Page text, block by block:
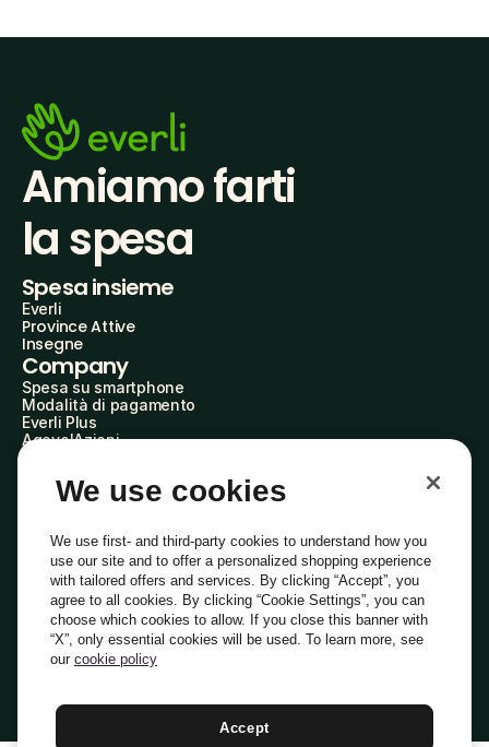
Amiamo farti
la spesa
Spesa insieme
Everli
Province Attive
Insegne
Company
Spesa su smartphone
Modalità di pagamento
Everli Plus
AgevolAzioni
Everli Shoppers
Scopri chi siamo
Domande frequenti
Lavora con noi
Diventa Shopper
Investitori
PrivacyCookiePreferenze Cookie
Termini e Condizioni
Italiano
We use cookies
We use first- and third-party cookies to understand how you
use our site and to offer a personalized shopping experience
with tailored offers and services. By clicking “Accept”, you
agree to all cookies. By clicking “Cookie Settings”, you can
choose which cookies to allow. If you close this banner with
“X”, only essential cookies will be used. To learn more, see
our cookie policy
Accept